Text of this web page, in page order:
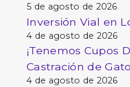
5 de agosto de 2026
Inversión Vial en
4 de agosto de 2026
¡Tenemos Cupos
Castración de
4 de agosto de 2026